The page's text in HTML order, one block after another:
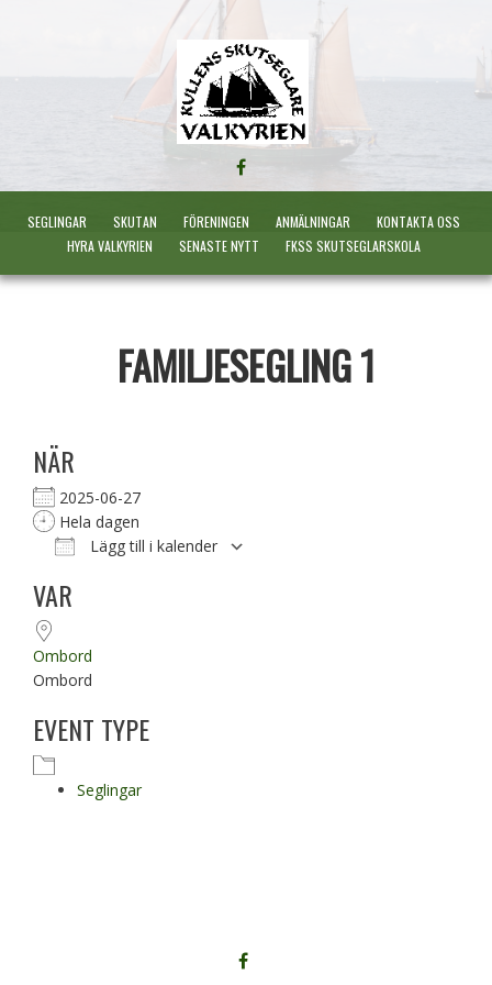
FÖLJ
OSS
PÅ
FACEBOOK
SEGLINGAR SKUTAN FÖRENINGEN ANMÄLNINGAR
KONTAKTA OSS
HYRA VALKYRIEN
SENASTE NYTT FKSS SKUTSEGLARSKOLA
FAMILJESEGLING 1
NÄR
2025-06-27
Hela dagen
Lägg till i kalender
VAR
Ombord
Ombord
EVENT TYPE
Seglingar
FÖLJ